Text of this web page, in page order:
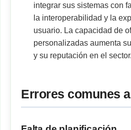
integrar sus sistemas con
la interoperabilidad y la
usuario. La capacidad de
personalizadas aumenta
y su reputación en el sector.
Errores comunes